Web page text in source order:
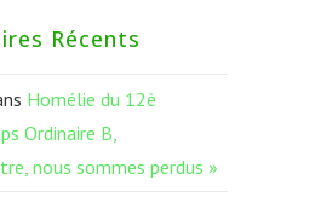
Récents
Homélie du 12è
Ordinaire B,
nous sommes perdus »